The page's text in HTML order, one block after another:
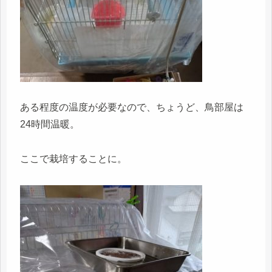
ある程度の温度が必要なので、ちょうど、鳥部屋は
24時間温暖。
ここで栽培することに。